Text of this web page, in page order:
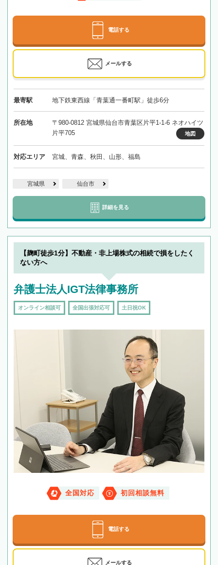
電話する
メールする
最寄駅 地下鉄東西線「青葉通一番町駅」徒歩6分
所在地
〒980-0812 宮城県仙台市青葉区片平1-1-6 ネオハイツ
片平705
地図
対応エリア 宮城、青森、秋田、山形、福島
宮城県 仙台市
詳細を見る
【麹町徒歩1分】不動産・非上場株式の相続で損をしたく
ない方へ
弁護士法人IGT法律事務所
オンライン相談可 全国出張対応可 土日祝OK
全国対応 初回相談無料
電話する
メールする